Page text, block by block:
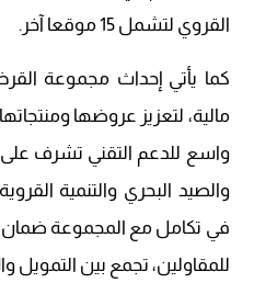
القروي لتشمل 15 موقعا آخر.
كما يأتي إحداث مجموعة
مالية، لتعزيز عروضها
واسع للدعم التقني تشرف على
والصيد البحري والتنمية
في تكامل مع المجموعة ضمان
للمقاولين، تجمع بين التمويل